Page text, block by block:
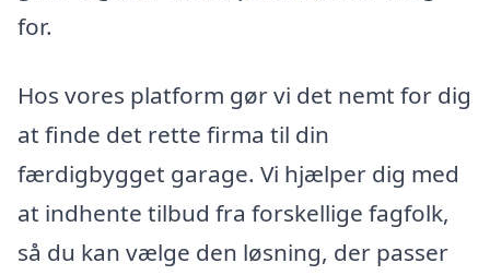
for.
Hos vores platform gør vi det nemt for dig
at finde det rette firma til din
færdigbygget garage. Vi hjælper dig med
at indhente tilbud fra forskellige fagfolk,
så du kan vælge den løsning, der passer